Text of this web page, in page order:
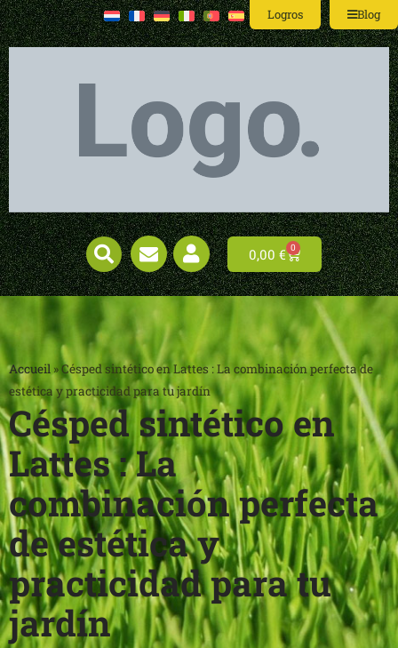
Logros Blog
0,00 € 0
Accueil »Césped sintético en Lattes : La combinación perfecta de
estética y practicidad para tu jardín
Césped sintético en
Lattes : La
combinación perfecta
de estética y
practicidad para tu
jardín